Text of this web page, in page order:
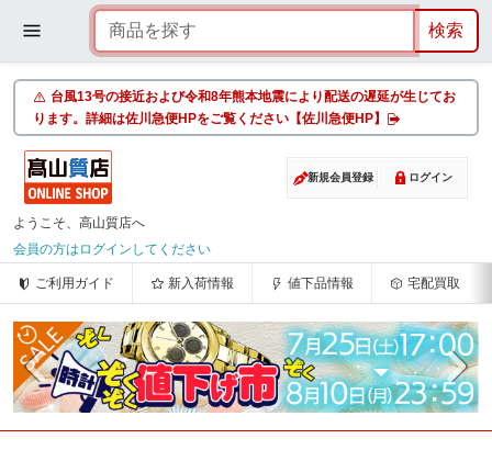
台風13号の接近および令和8年熊本地震により配送の遅延が生じてお
ります。詳細は佐川急便HPをご覧ください【佐川急便HP】
新規会員登録 ログイン
ようこそ、高山質店へ
会員の方はログインしてください
ご利用ガイド 新入荷情報 値下品情報 宅配買取